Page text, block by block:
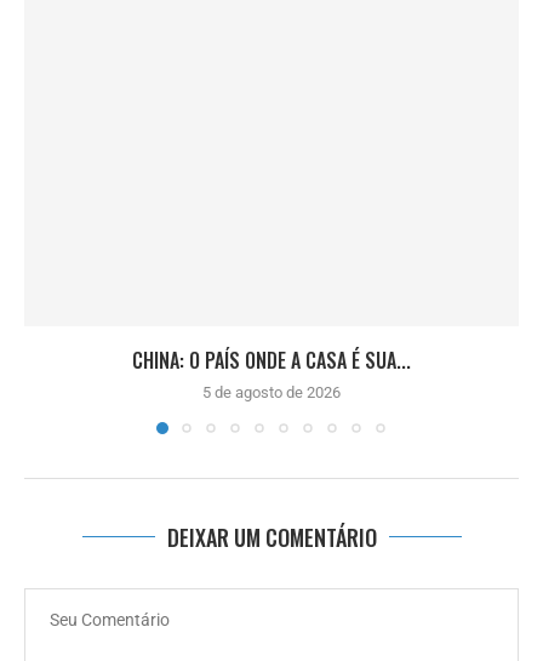
CHINA: O PAÍS ONDE A CASA É SUA...
5 de agosto de 2026
DEIXAR UM COMENTÁRIO